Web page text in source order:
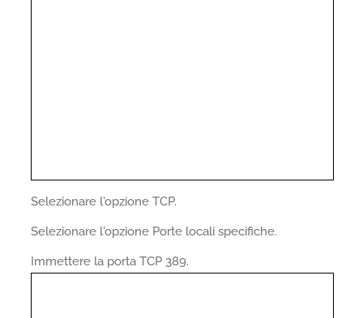
Selezionare l'opzione TCP.
Selezionare l'opzione Porte locali specifiche.
Immettere la porta TCP 389.